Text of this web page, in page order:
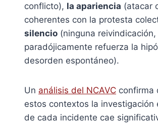
conflicto), la apariencia (atacar
coherentes con la protesta
silencio (ninguna reivindicación,
paradójicamente refuerza la
desorden espontáneo).
Un análisis del NCAVC confirma
estos contextos la investigación
de cada incidente cae